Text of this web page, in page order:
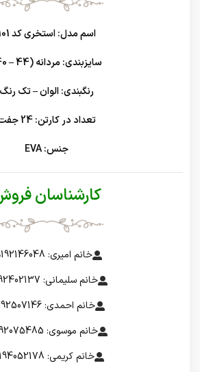
اسم مدل: استخری کد 101
سایزبندی: مردانه (44 – 40)
رنگبندی: الوان – تک رنگ
تعداد در کارتن: 24 جفت
جنس: EVA
کارشناسان
خانم امیری: 09192146048
خانم سلیمانی: 09192402137
خانم احمدی: 09192507146
خانم موسوی: 09192075485
خانم کریمی: 09194052178